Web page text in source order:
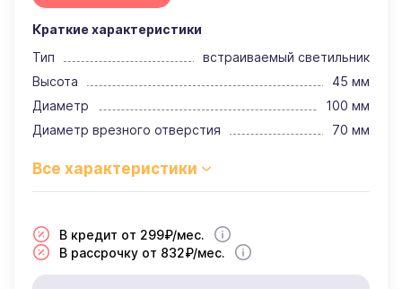
Краткие характеристики
Тип
встраиваемый светильник
Высота
45 мм
Диаметр
100 мм
Диаметр врезного отверстия
70 мм
В кредит от 299₽/мес.
В рассрочку от 832₽/мес.